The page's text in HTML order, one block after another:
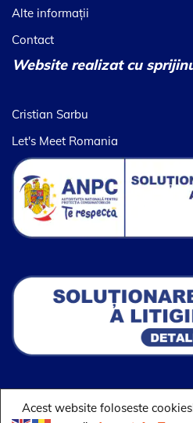
Alte informaţii
Contact
Website realizat cu
Cristian Sarbu
Let's Meet Romania
© Copyright 2012-2026 ClubRV
Acest website foloseste